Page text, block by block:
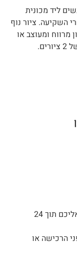
ליד מכונית
השקיעה. ציור נוף
מרווח ומעוצב או
ניתן להזמין משלוח + תלייה מקצועית עד אליכם תוך 24
הרכישה או